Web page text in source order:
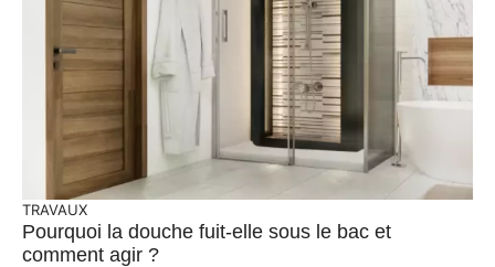
TRAVAUX
Pourquoi la douche fuit-elle sous le bac et
comment agir ?